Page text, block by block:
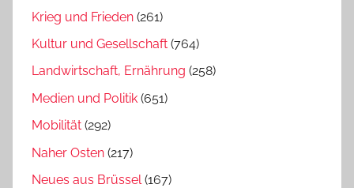
Krieg und Frieden (261)
Kultur und Gesellschaft (764)
Landwirtschaft, Ernährung (258)
Medien und Politik (651)
Mobilität (292)
Naher Osten (217)
Neues aus Brüssel(167)